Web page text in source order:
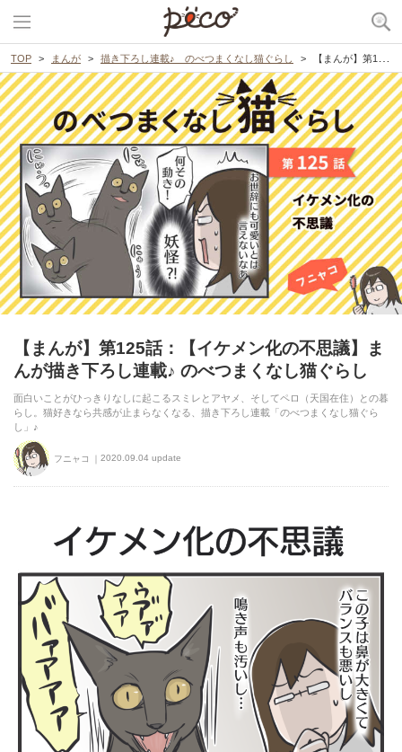
TOP まんが 描き下ろし連載♪ のべつまくなし猫ぐらし 【まんが】第125話：【イケメン化の不思議】まんが描き下ろし連載♪ のべつまくなし猫ぐらし
【まんが】第125話：【イケメン化の不思議】ま
んが描き下ろし連載♪ のべつまくなし猫ぐらし
面白いことがひっきりなしに起こるスミレとアヤメ、そしてペロ（天国在住）との暮
らし。猫好きなら共感が止まらなくなる、描き下ろし連載「のべつまくなし猫ぐら
し」♪
フニャコ 2020.09.04 update